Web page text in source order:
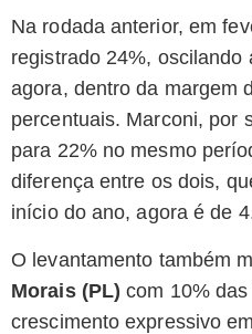
Na rodada anterior, em
registrado 24%, oscilando
agora, dentro da margem
percentuais. Marconi, por
para 22% no mesmo
diferença entre os dois,
início do ano, agora é de
O levantamento também
Morais (PL) com 10%
crescimento expressivo